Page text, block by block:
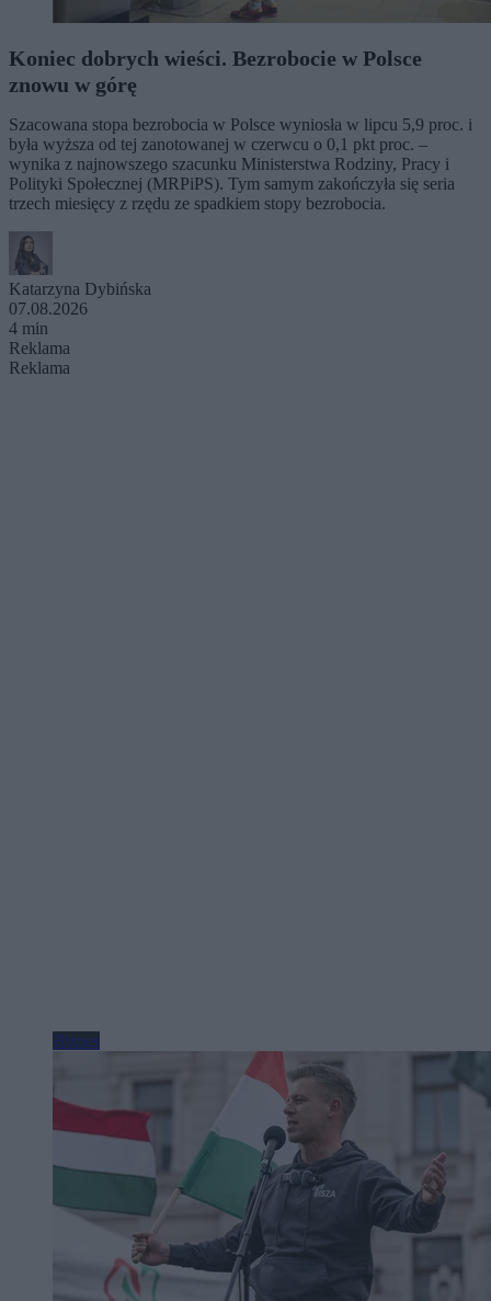
Koniec dobrych wieści. Bezrobocie w Polsce
znowu w górę
Szacowana stopa bezrobocia w Polsce wyniosła w lipcu 5,9 proc. i
była wyższa od tej zanotowanej w czerwcu o 0,1 pkt proc. –
wynika z najnowszego szacunku Ministerstwa Rodziny, Pracy i
Polityki Społecznej (MRPiPS). Tym samym zakończyła się seria
trzech miesięcy z rzędu ze spadkiem stopy bezrobocia.
Katarzyna Dybińska
07.08.2026
4 min
Reklama
Reklama
Biznes